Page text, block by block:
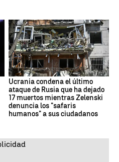
Ucrania condena el último
ataque de Rusia que ha dejado
17 muertos mientras Zelenski
denuncia los "safaris
humanos" a sus ciudadanos